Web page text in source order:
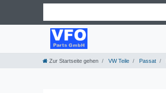
Zur Startseite gehen VW Teile Passat